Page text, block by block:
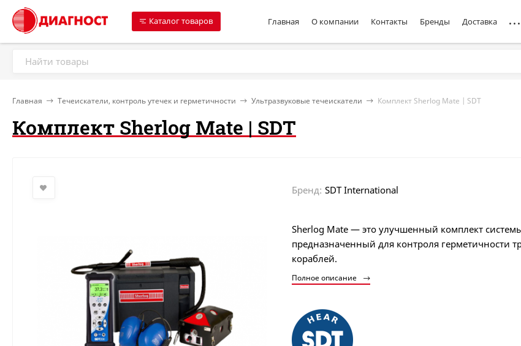
Каталог товаров Главная О компании Контакты Бренды Доставка
Главная Течеискатели, контроль утечек и герметичности Ультразвуковые течеискатели Комплект Sherlog Mate | SDT
Комплект Sherlog Mate | SDT
Бренд: SDT International
Sherlog Mate — это улучшенный комплект
предназначенный для контроля герметичности
кораблей.
Полное описание